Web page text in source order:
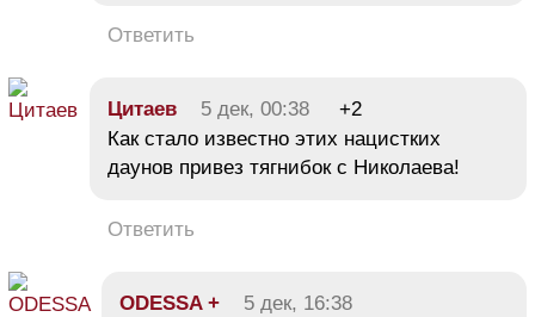
Ответить
Цитаев 5 дек, 00:38
+2
Как стало известно этих нацистких
даунов привез тягнибок с Николаева!
Ответить
ODESSA +
5 дек, 16:38